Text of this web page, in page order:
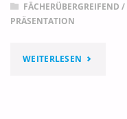
FÄCHERÜBERGREIFEND /
PRÄSENTATION
WEITERLESEN "EASEL.LY